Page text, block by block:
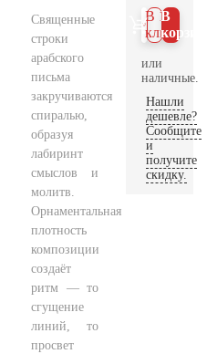
Священные
строки
арабского
письма
закручиваются
спиралью,
образуя
лабиринт
смыслов и
молитв.
Орнаментальная
плотность
композиции
создаёт
ритм — то
сгущение
линий, то
просвет
В
В 1
клик
или
наличные.
Нашли
дешевле?
Сообщите
и
получите
скидку.